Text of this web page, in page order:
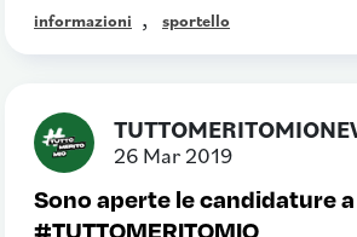
informazioni , sportello
26 Mar 2019
Sono aperte le candidature a
#TUTTOMERITOMIO